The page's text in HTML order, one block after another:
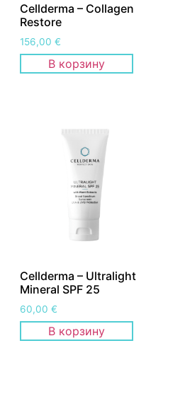
Cellderma – Collagen
Restore
156,00€
В корзину
Cellderma – Ultralight
Mineral SPF 25
60,00€
В корзину